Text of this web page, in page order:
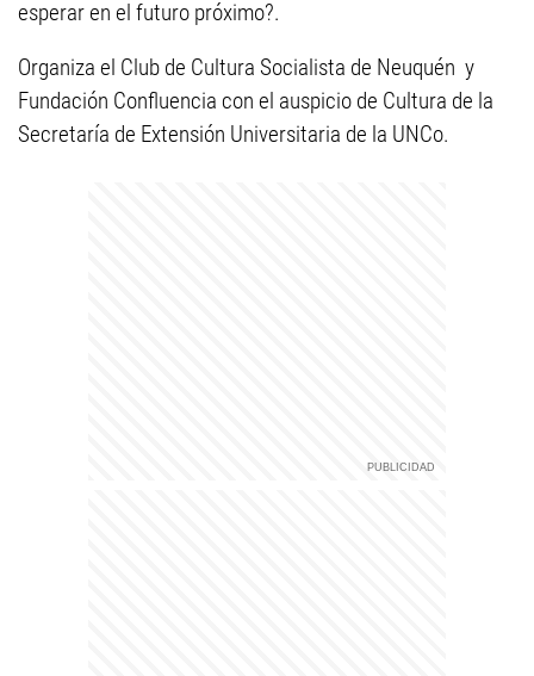
esperar en el futuro próximo?.
Organiza el Club de Cultura Socialista de Neuquén y
Fundación Confluencia con el auspicio de Cultura de la
Secretaría de Extensión Universitaria de la UNCo.